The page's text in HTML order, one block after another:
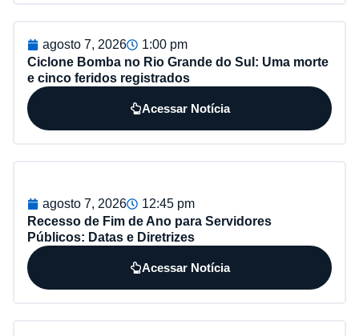
agosto 7, 2026
1:00 pm
Ciclone Bomba no Rio Grande do Sul: Uma morte
e cinco feridos registrados
Acessar Notícia
agosto 7, 2026
12:45 pm
Recesso de Fim de Ano para Servidores
Públicos: Datas e Diretrizes
Acessar Notícia